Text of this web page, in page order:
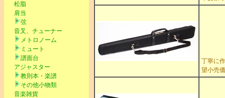
松脂
肩当
弦
音叉、チューナー
メトロノーム
ミュート
譜面台
アジャスター
教則本・楽譜
その他小物類
音楽雑貨
丁寧に
望小売